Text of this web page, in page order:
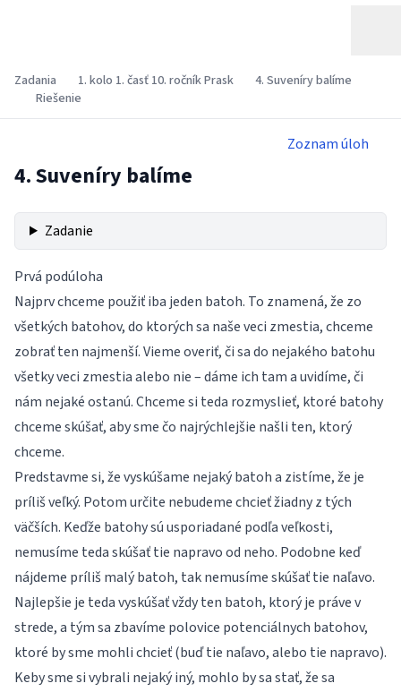
Zadania 1. kolo 1. časť 10. ročník Prask
4. Suveníry balíme
Riešenie
Zoznam úloh
4. Suveníry balíme
Zadanie
Prvá podúloha
Najprv chceme použiť iba jeden batoh. To znamená, že zo
všetkých batohov, do ktorých sa naše veci zmestia, chceme
zobrať ten najmenší. Vieme overiť, či sa do nejakého batohu
všetky veci zmestia alebo nie – dáme ich tam a uvidíme, či
nám nejaké ostanú. Chceme si teda rozmyslieť, ktoré batohy
chceme skúšať, aby sme čo najrýchlejšie našli ten, ktorý
chceme.
Predstavme si, že vyskúšame nejaký batoh a zistíme, že je
príliš veľký. Potom určite nebudeme chcieť žiadny z tých
väčších. Keďže batohy sú usporiadané podľa veľkosti,
nemusíme teda skúšať tie napravo od neho. Podobne keď
nájdeme príliš malý batoh, tak nemusíme skúšať tie naľavo.
Najlepšie je teda vyskúšať vždy ten batoh, ktorý je práve v
strede, a tým sa zbavíme polovice potenciálnych batohov,
ktoré by sme mohli chcieť (buď tie naľavo, alebo tie napravo).
Keby sme si vybrali nejaký iný, mohlo by sa stať, že sa